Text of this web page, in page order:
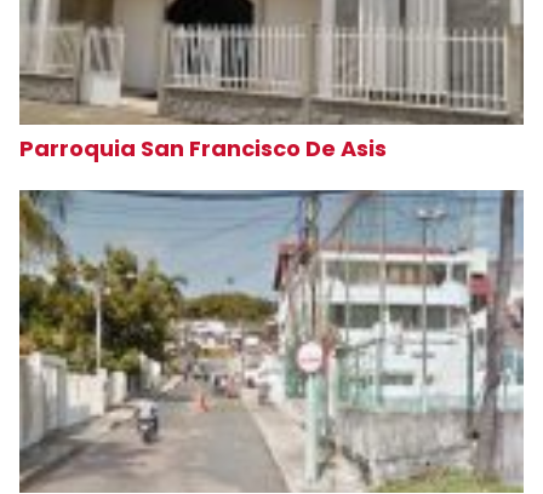
Parroquia San Francisco De Asis